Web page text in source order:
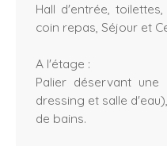
Hall d'entrée,
coin repas, Séjour et
A l'étage :
Palier déservant une
dressing et salle
de bains.